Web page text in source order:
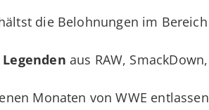
die Belohnungen im Bereich
aus RAW, SmackDown,
Monaten von WWE entlassen